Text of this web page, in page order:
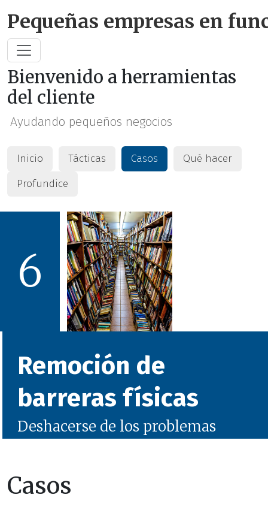
Pequeñas empresas en
Bienvenido a herramientas
del cliente
Ayudando pequeños negocios
Inicio Tácticas Casos
Qué hacer
Profundice
6
Remoción de
barreras físicas
Deshacerse de los problemas
Casos